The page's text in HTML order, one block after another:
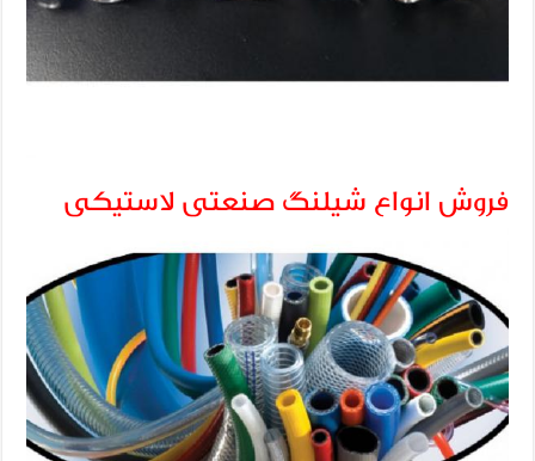
فروش انواع شیلنگ صنعتی لاستیکی